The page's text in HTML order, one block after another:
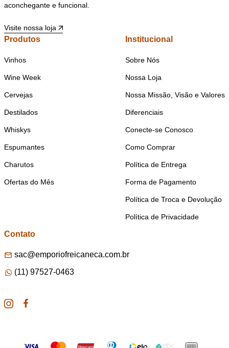
aconchegante e funcional.
Visite nossa loja
Produtos
Vinhos
Wine Week
Cervejas
Destilados
Whiskys
Espumantes
Charutos
Ofertas do Mês
Institucional
Sobre Nós
Nossa Loja
Nossa Missão, Visão e Valores
Diferenciais
Conecte-se Conosco
Como Comprar
Política de Entrega
Forma de Pagamento
Política de Troca e Devolução
Política de Privacidade
Contato
sac@emporiofreicaneca.com.br
(11) 97527-0463